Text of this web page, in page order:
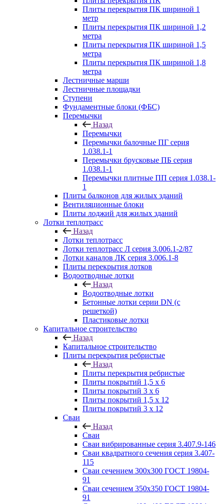
Плиты перекрытия ПК шириной 1
метр
Плиты перекрытия ПК шириной 1,2
метра
Плиты перекрытия ПК шириной 1,5
метра
Плиты перекрытия ПК шириной 1,8
метра
Лестничные марши
Лестничные площадки
Ступени
Фундаментные блоки (ФБС)
Перемычки
Назад
Перемычки
Перемычки балочные ПГ серия
1.038.1-1
Перемычки брусковые ПБ серия
1.038.1-1
Перемычки плитные ПП серия 1.038.1-
1
Плиты балконов для жилых зданий
Вентиляционные блоки
Плиты лоджий для жилых зданий
Лотки теплотрасс
Назад
Лотки теплотрасс
Лотки теплотрасс Л серия 3.006.1-2/87
Лотки каналов ЛК серия 3.006.1-8
Плиты перекрытия лотков
Водоотводные лотки
Назад
Водоотводные лотки
Бетонные лотки серии DN (с
решеткой)
Пластиковые лотки
Капитальное строительство
Назад
Капитальное строительство
Плиты перекрытия ребристые
Назад
Плиты перекрытия ребристые
Плиты покрытий 1,5 x 6
Плиты покрытий 3 x 6
Плиты покрытий 1,5 x 12
Плиты покрытий 3 x 12
Сваи
Назад
Сваи
Сваи вибрированные серия 3.407.9-146
Сваи квадратного сечения серия 3.407-
115
Сваи сечением 300х300 ГОСТ 19804-
91
Сваи сечением 350х350 ГОСТ 19804-
91